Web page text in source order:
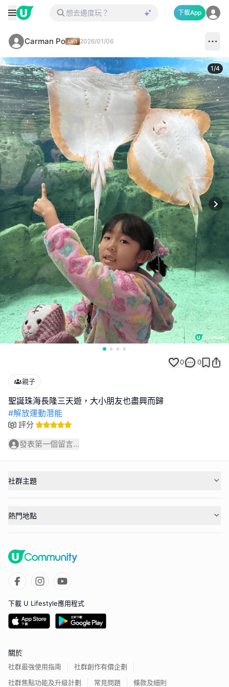
下載App
Carman Po 2026/01/06
1/4
0 0
親子
#解放運動潛能
評分
發表第一個留言...
社群主題
熱門地點
下載 U Lifestyle應用程式
關於
社群最強使用指南
社群創作有價企劃
社群焦點功能及升級計劃
常見問題 條款及細則